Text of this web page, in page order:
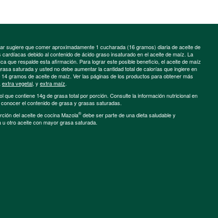
sugiere que comer aproximadamente 1 cucharada (16 gramos) diaria de aceite de
debido al contenido de ácido graso insaturado en el aceite de maíz. La
que respalde esta afirmación. Para lograr este posible beneficio, el aceite de maíz
saturada y usted no debe aumentar la cantidad total de calorías que ingiere en
gramos de aceite de maíz. Ver las páginas de los productos para obtener más
extra vegetal, y extra maíz.
que contiene 14g de grasa total por porción. Consulte la información nutricional en
el contenido de grasa y grasas saturadas.
del aceite de cocina Mazola® debe ser parte de una dieta saludable y
otro aceite con mayor grasa saturada.